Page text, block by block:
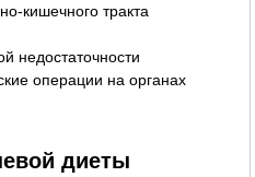
кишечного тракта
недостаточности
операции на органах
диеты